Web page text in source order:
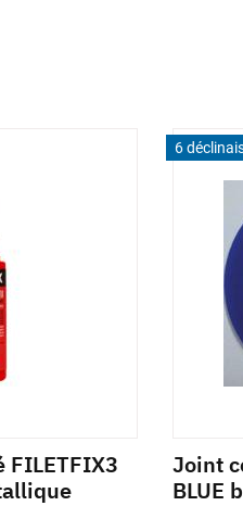
FILETFIX3
6
Joint
BLUE